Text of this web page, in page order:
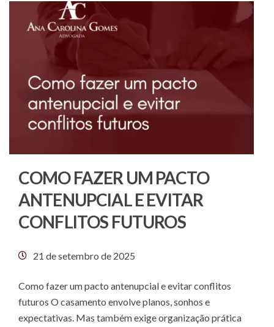
COMO FAZER UM PACTO
ANTENUPCIAL E EVITAR
CONFLITOS FUTUROS
21 de setembro de 2025
Como fazer um pacto antenupcial e evitar conflitos
futuros O casamento envolve planos, sonhos e
expectativas. Mas também exige organização prática